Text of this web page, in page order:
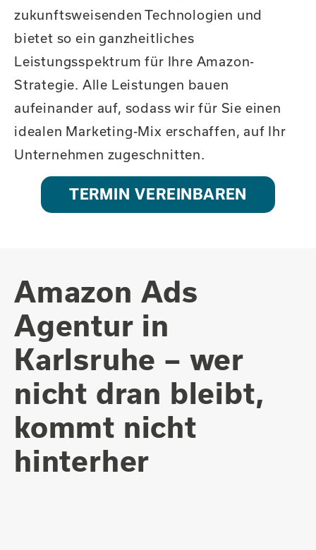
zukunftsweisenden Technologien und
bietet so ein ganzheitliches
Leistungsspektrum für Ihre Amazon-
Strategie. Alle Leistungen bauen
aufeinander auf, sodass wir für Sie einen
idealen Marketing-Mix erschaffen, auf Ihr
Unternehmen zugeschnitten.
TERMIN VEREINBAREN
Amazon Ads
Agentur in
Karlsruhe – wer
nicht dran bleibt,
kommt nicht
hinterher